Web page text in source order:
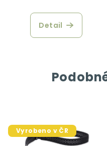
Detail
Vyrobeno v ČR